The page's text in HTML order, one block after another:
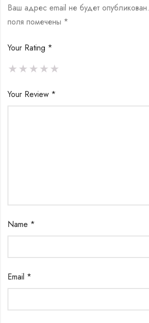
Ваш адрес email не будет опубликован.
поля помечены *
Your Rating *
Your Review *
Name *
Email *